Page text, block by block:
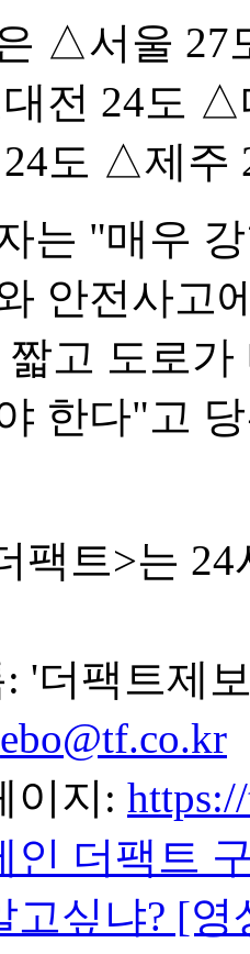
△서울
전 24도
도 △제주
는 "매우
안전사고
고 도로
한다"고
팩트>는
: '더팩트제
이지:
인 더팩트
고싶냐? [